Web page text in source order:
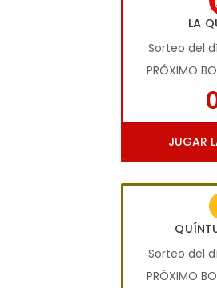
LA
Sorteo del
PRÓXIMO
JUGAR
Sorteo del
PRÓXIMO